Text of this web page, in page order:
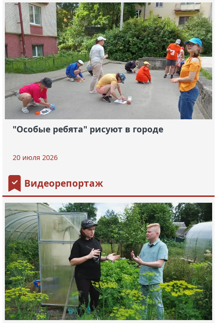
"Особые ребята" рисуют в городе
20 июля 2026
Видеорепортаж